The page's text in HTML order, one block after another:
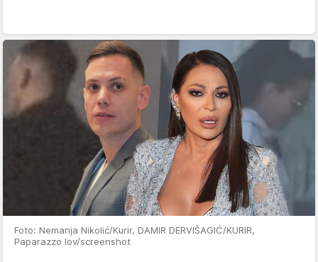
Foto: Nemanja Nikolić/Kurir, DAMIR DERVIŠAGIĆ/KURIR,
Paparazzo lov/screenshot